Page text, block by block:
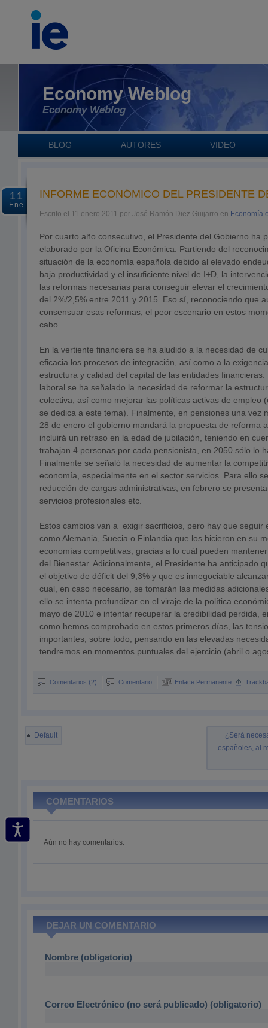
Economy Weblog
Economy Weblog
BLOG AUTORES VIDEO
11
Ene
INFORME ECONÓMICO DEL PRESIDENTE
Escrito el 11 enero 2011 por José Ramón Diez Guijarro en Economía
Por cuarto año consecutivo, el Presidente del Gobierno ha
elaborado por la Oficina Económica. Partiendo del
situación de la economía española debido al elevado
baja productividad y el insuficiente nivel de I+D, la
las reformas necesarias para conseguir elevar el
del 2%/2,5% entre 2011 y 2015. Eso sí, reconociendo que
consensuar esas reformas, el peor escenario en estos
cabo.
En la vertiente financiera se ha aludido a la necesidad de
eficacia los procesos de integración, así como a la
estructura y calidad del capital de las entidades
laboral se ha señalado la necesidad de reformar la
colectiva, así como mejorar las políticas activas de empleo
se dedica a este tema). Finalmente, en pensiones una vez
28 de enero el gobierno mandará la propuesta de reforma
incluirá un retraso en la edad de jubilación, teniendo en
trabajan 4 personas por cada pensionista, en 2050 sólo lo
Finalmente se señaló la necesidad de aumentar la
economía, especialmente en el sector servicios. Para ello
reducción de cargas administrativas, en febrero se
servicios profesionales etc.
Estos cambios van a exigir sacrificios, pero hay que seguir
como Alemania, Suecia o Finlandia que los hicieron en su
economías competitivas, gracias a lo cuál pueden
del Bienestar. Adicionalmente, el Presidente ha anticipado
el objetivo de déficit del 9,3% y que es innegociable
cual, en caso necesario, se tomarán las medidas
ello se intenta profundizar en el viraje de la política
mayo de 2010 e intentar recuperar la credibilidad perdida,
como hemos comprobado en estos primeros días, las
importantes, sobre todo, pensando en las elevadas
tendremos en momentos puntuales del ejercicio (abril o
Comentarios (2) Comentario Enlace Permanente
Default
¿Será
españoles, al
COMENTARIOS
Aún no hay comentarios.
DEJAR UN COMENTARIO
Nombre (obligatorio)
Correo Electrónico (no será publicado) (obligatorio)